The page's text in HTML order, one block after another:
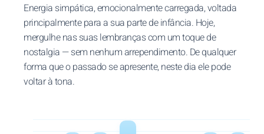
Energia simpática, emocionalmente carregada, voltada
principalmente para a sua parte de infância. Hoje,
mergulhe nas suas lembranças com um toque de
nostalgia — sem nenhum arrependimento. De qualquer
forma que o passado se apresente, neste dia ele pode
voltar à tona.